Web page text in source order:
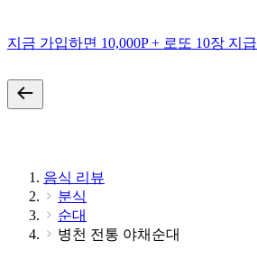
지금 가입하면 10,000P + 로또 10장 지급
음식 리뷰
분식
순대
병천 전통 야채순대